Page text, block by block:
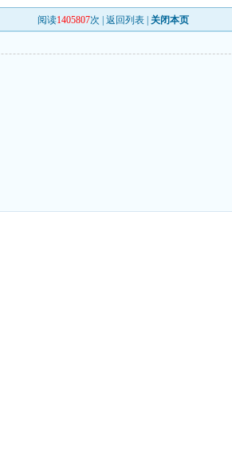
阅读1405807次 |返回列表 关闭本页